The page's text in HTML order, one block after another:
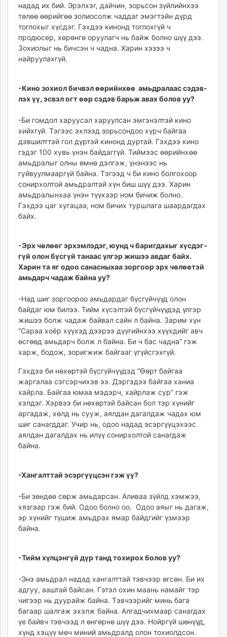
надад их бий. Эрэлхэг, дайчин, зорь­сон зүйлийнхээ
төлөө өөрийгөө золиосолж чаддаг эмэгтэйн дүрд
тоглохыг хүсдэг. Гэхдээ кинонд тог­лохгүй ч
продюсер, хөрөнгө оруулагч нь байж болно шүү дээ.
Зохиолыг нь бичсэн ч чадна. Харин хэзээ ч
найруулахгүй.
-Кино зохиол бичвэл өөрийнхөө амьдралаас сэдэв­
лэх үү, эсвэл огт өөр сэдэв барьж авах болов уу?
-Би гомдол харуусал харуулсан эмгэнэлтэй ки­но
хийхгүй. Тэгээс эхлээд зорьсондоо хүрч байгаа
дэвшилттэй гол дүртэй кинонд дуртай. Гэхдээ кино
гэдэг 100 хувь үнэн байдаггүй. Тиймээс өөрийнхөө
амьдралыг олны өмнө дэлгэж, үнэнээс нь
гуйвуулмааргүй байна. Тэгээд ч би кино болгохоор
сонирхолтой амьдралтай хүн биш шүү дээ. Харин
амьдралынхаа үнэн түүхээр ном бичиж болно.
Гэхдээ цаг хугацаа, ном бичих туршлага шаардагдах
байх.
-Эрх чөлөөг эрхэмлэдэг, юунд ч баригдахыг хүсдэг­
гүй олон бүсгүй танаас үлгэр жишээ авдаг байх.
Харин та яг одоо санасныхаа зоргоор эрх чөлөөтэй
амьдарч чадаж байна уу?
-Над шиг зоргоороо амьдардаг бүсгүйчүүд олон
байдаг юм билээ. Тийм хүсэлтэй бүсгүйчүүдэд үлгэр
жишээ болж чадаж байвал сайн л байна. Зарим хүн
“Сараа хоёр хүүхэд дээрээ дүүгийнхээ хүүхдийг авч
өсгөөд амьдарч болж л байна. Би ч бас чадна” гэж
харж, бодож, зоригжиж байгааг үгүйсгэхгүй.
Гэхдээ би нөхөртэй бүсгүй­­чүүдэд “Өөрт байгаа
жаргалаа сэгсэрчихэв ээ. Дэргэдээ байгаа ханиа
хайрла. Байгаа юмаа мэ­дэрч, хайрлаж сур” гэж
хэлдэг. Хэрвээ би нөхөртэй байсан бол тэр хүнийг
аргадаж, хөлд нь сууж, аялдан дагалдаж чадах юм
шиг санагддаг. Учир нь, одоо надад эсэргүүцэхээс
аялдан дагалдах нь илүү со­нирхолтой санагдаж
байна.
-Хангалттай эсэргүүцсэн гэж үү?
-Би зөндөө сөрж амь­дарсан. Аливаа зүйлд хэм­жээ,
хязгаар гэж бий. Одоо болно оо. Одоо аяыг нь дагаж,
эр хүнийг түшиж амьд­­рах ямар байдгийг үзмээр
байна.
-Тийм хүлцэнгүй дүр танд тохирох болов уу?
-Энэ амьдрал надад хангалттай тэвчээр өгсөн. Би их
адгуу, ааштай байсан. Гэтэл охин маань намайг тэр
чигээр нь дуурайж байна. Тэвчээрийг минь бага
багаар шалгаж эхэлж байна. Алгадчихмаар санагдах
үе байвч тэвчээд л өнгөрнө шүү дээ. Нойргүй шөнүүд,
хүнд хэцүү мөч миний амьдралд олон тохиолдсон.